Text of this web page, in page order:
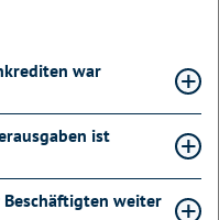
war
ist
Beschäftigten weiter